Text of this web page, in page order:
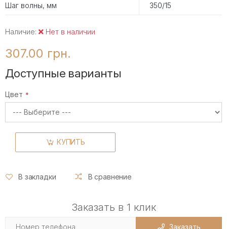
Шаг волны, мм 350/15
Наличие: Нет в наличии
307.00 грн.
Доступные варианты
Цвет
КУПИТЬ
В закладки В сравнение
Заказать в 1 клик
Заказать